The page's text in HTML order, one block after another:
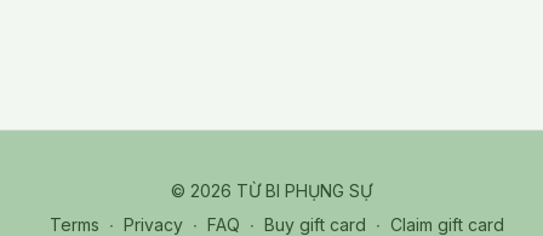
© 2026 TỪ BI PHỤNG SỰ
Terms ∙ Privacy ∙ FAQ ∙ Buy gift card ∙ Claim gift card